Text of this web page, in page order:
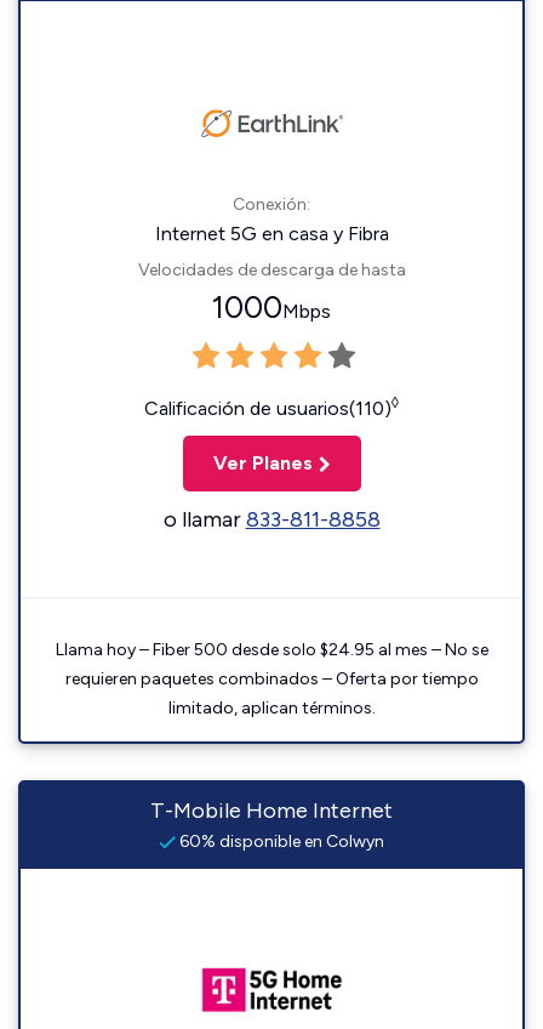
Conexión:
Internet 5G en casa y Fibra
Velocidades de descarga de hasta
1000Mbps
Calificación de usuarios(110)◊
Ver Planes
o llamar833-811-8858
Llama hoy – Fiber 500 desde solo $24.95 al mes – No se
requieren paquetes combinados – Oferta por tiempo
limitado, aplican términos.
T-Mobile Home Internet
60% disponible en Colwyn